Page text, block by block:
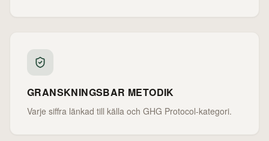
GRANSKNINGSBAR METODIK
Varje siffra länkad till källa och GHG Protocol-kategori.